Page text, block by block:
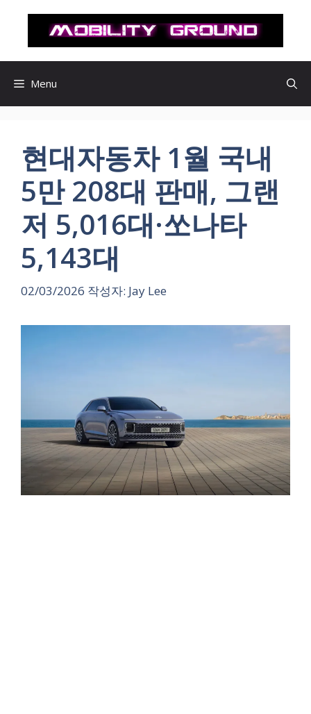
로
Menu
현대자동차 1월 국내
5만 208대 판매, 그랜
저 5,016대·쏘나타
5,143대
02/03/2026 작성자: Jay Lee